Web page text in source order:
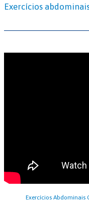
Exercícios
Exercícios Abdominais